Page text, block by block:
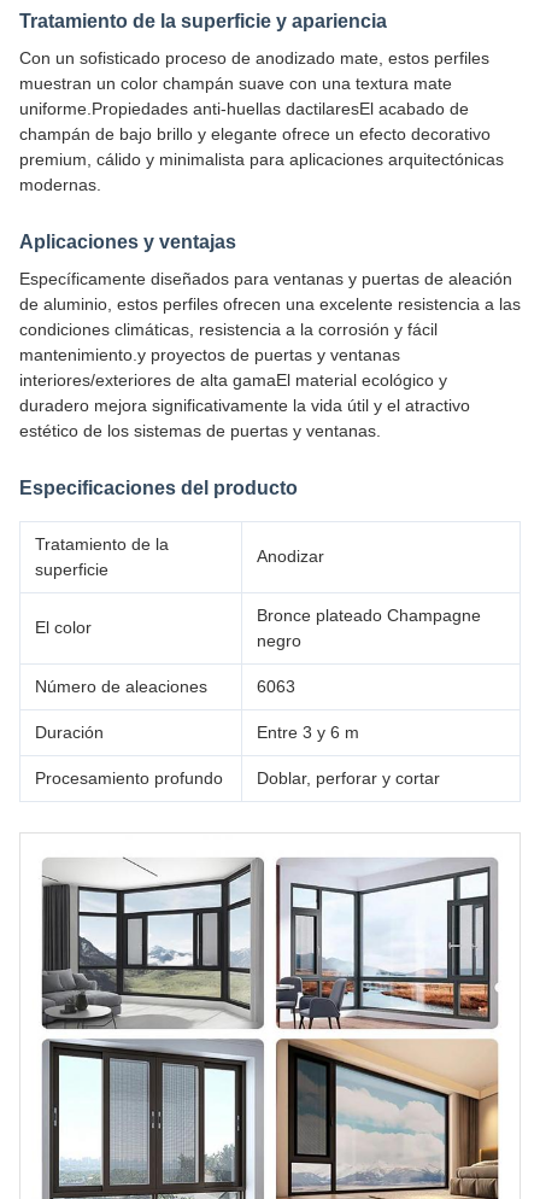
Tratamiento de la superficie y apariencia
Con un sofisticado proceso de anodizado mate, estos perfiles
muestran un color champán suave con una textura mate
uniforme.Propiedades anti-huellas dactilaresEl acabado de
champán de bajo brillo y elegante ofrece un efecto decorativo
premium, cálido y minimalista para aplicaciones arquitectónicas
modernas.
Aplicaciones y ventajas
Específicamente diseñados para ventanas y puertas de aleación
de aluminio, estos perfiles ofrecen una excelente resistencia a las
condiciones climáticas, resistencia a la corrosión y fácil
mantenimiento.y proyectos de puertas y ventanas
interiores/exteriores de alta gamaEl material ecológico y
duradero mejora significativamente la vida útil y el atractivo
estético de los sistemas de puertas y ventanas.
Especificaciones del producto
Tratamiento de la
superficie
Anodizar
El color
Bronce plateado Champagne
negro
Número de aleaciones 6063
Duración Entre 3 y 6 m
Procesamiento profundo Doblar, perforar y cortar